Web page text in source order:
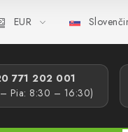
osobných údajov
EUR
771 202 001​
Pia: 8:30 – 16:30)